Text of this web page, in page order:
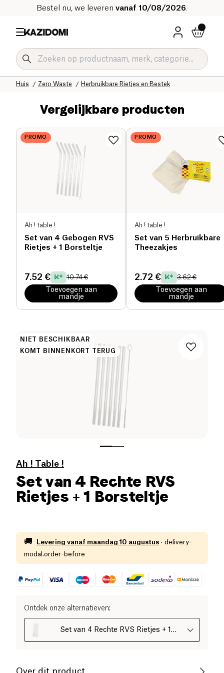
Bestel nu, we leveren vanaf 10/08/2026
Herbruikbare Rietjes en Bestek
Zero Waste
Huis
Onze biologische catalogus
Home
Vergelijkbare producten
PROMO
Ah ! table !
Set van 4 Gebogen RVS
Rietjes + 1 Borsteltje
7.52 € 10.74 €
Toevoegen aan
mandje
PROMO
Ah ! table !
Set van 5 Herbruikbare
Theezakjes
2.72 € 3.62 €
Toevoegen aan
mandje
NIET BESCHIKBAAR
KOMT BINNENKORT TERUG
Ah ! Table !
Set van 4 Rechte RVS
Rietjes + 1 Borsteltje
🚚 Levering vanaf maandag 10 augustus · delivery-
modal.order-before
Ontdek onze alternatieven:
Set van 4 Rechte RVS Rietjes + 1
Borsteltje